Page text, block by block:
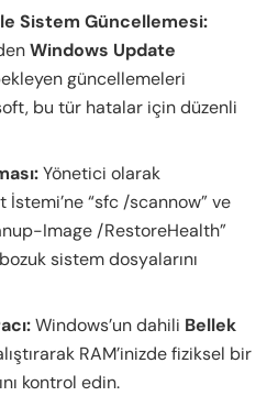
Sistem Güncellemesi:
Windows Update
güncellemeleri
bu tür hatalar için düzenli
Yönetici olarak
İstemi’ne “sfc /scannow” ve
Image /RestoreHealth”
sistem dosyalarını
Windows’un dahili Bellek
RAM’inizde fiziksel bir
kontrol edin.